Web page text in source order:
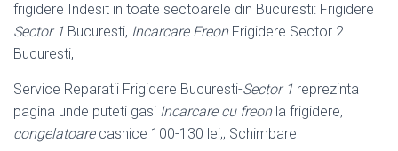
frigidere Indesit in toate sectoarele din Bucuresti: Frigidere
Sector 1 Bucuresti, Incarcare FreonFrigidere Sector 2
Bucuresti,
Service Reparatii Frigidere Bucuresti-Sector 1 reprezinta
pagina unde puteti gasi Incarcare cu freonla frigidere,
congelatoarecasnice 100-130 lei;; Schimbare